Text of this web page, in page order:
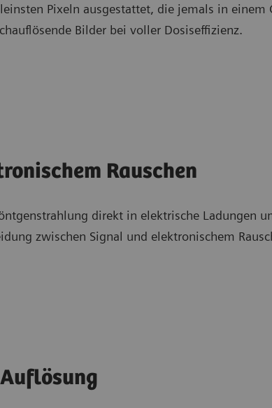
Pixeln ausgestattet, die jemals in einem
Bilder bei voller Dosiseffizienz.
Rauschen
direkt in elektrische Ladungen
zwischen Signal und elektronischem